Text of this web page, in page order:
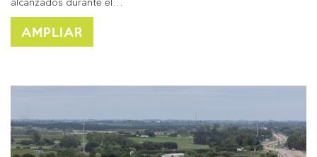
alcanzados durante el…
AMPLIAR